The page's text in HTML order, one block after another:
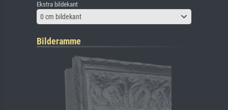
Ekstra bildekant
0 cm bildekant
Bilderamme